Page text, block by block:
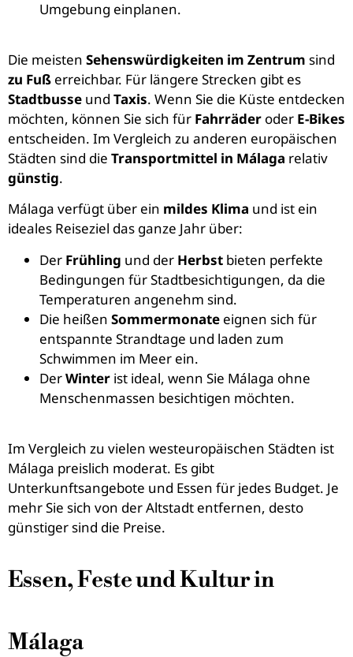
Umgebung einplanen.
Die meisten Sehenswürdigkeiten im Zentrum sind
zu Fuß erreichbar. Für längere Strecken gibt es
Stadtbusse und Taxis. Wenn Sie die Küste entdecken
möchten, können Sie sich für Fahrräder oder E-Bikes
entscheiden. Im Vergleich zu anderen europäischen
Städten sind die Transportmittel in Málaga relativ
günstig.
Málaga verfügt über ein mildes Klima und ist ein
ideales Reiseziel das ganze Jahr über:
Der Frühling und der Herbst bieten perfekte
Bedingungen für Stadtbesichtigungen, da die
Temperaturen angenehm sind.
Die heißen Sommermonate eignen sich für
entspannte Strandtage und laden zum
Schwimmen im Meer ein.
DerWinter ist ideal, wenn Sie Málaga ohne
Menschenmassen besichtigen möchten.
Im Vergleich zu vielen westeuropäischen Städten ist
Málaga preislich moderat. Es gibt
Unterkunftsangebote und Essen für jedes Budget. Je
mehr Sie sich von der Altstadt entfernen, desto
günstiger sind die Preise.
Essen, Feste und Kultur in
Málaga